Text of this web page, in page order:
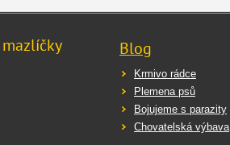
Blog
Krmivo rádce
Plemena psů
Bojujeme s parazity
Chovatelská výbava